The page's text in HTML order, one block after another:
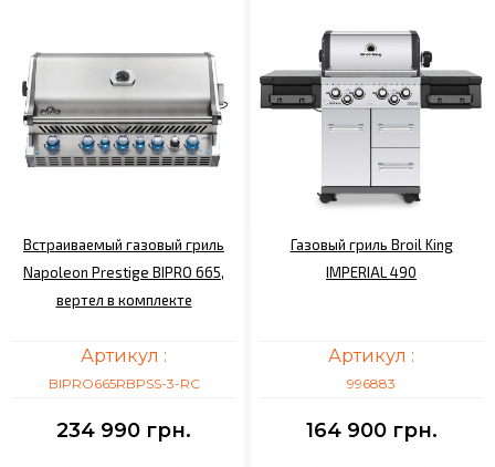
Встраиваемый газовый гриль
Napoleon Prestige BIPRO 665,
вертел в комплекте
Артикул :
BIPRO665RBPSS-3-RC
234 990 грн.
Газовый гриль Broil King
IMPERIAL 490
Артикул :
996883
164 900 грн.